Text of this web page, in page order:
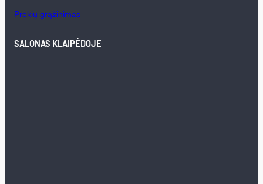
Prekių grąžinimas
SALONAS KLAIPĖDOJE